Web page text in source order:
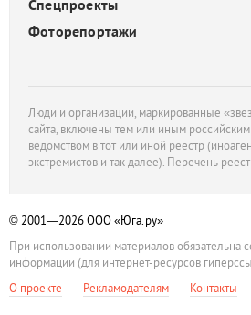
Спецпроекты
Фоторепортажи
Люди и организации, маркированные
сайта, включены тем или иным
ведомством в тот или иной реестр
экстремистов и так далее). Перечень
© 2001—2026ООО «Юга.ру»
При использовании материалов обязательна
информации (для интернет-ресурсов
О проекте
Рекламодателям Контакты